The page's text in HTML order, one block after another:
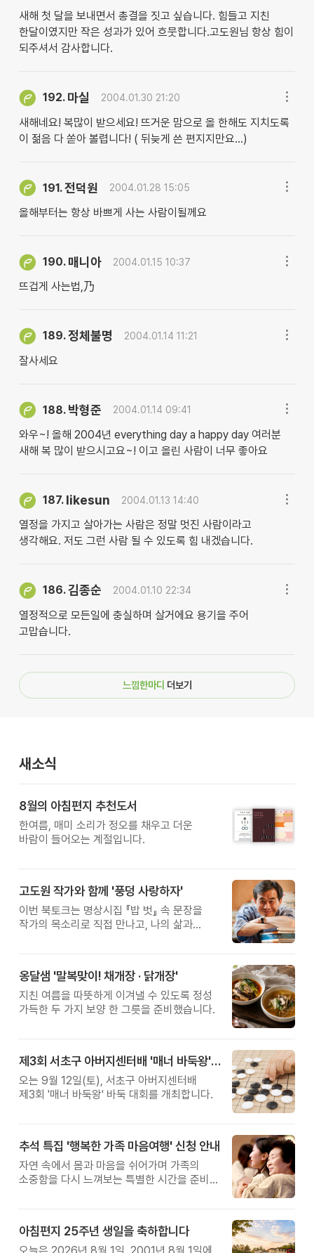
새해 첫 달을 보내면서 총결을 짓고 싶습니다. 힘들고 지친
한달이였지만 작은 성과가 있어 흐뭇합니다.고도원님 항상 힘이
되주셔서 감사합니다.
192. 마실 2004.01.30 21:20
새해네요! 복많이 받으세요! 뜨거운 맘으로 올 한해도 지치도록
이 젊음 다 쏟아 볼렵니다! ( 뒤늦게 쓴 편지지만요...)
191.전덕원 2004.01.28 15:05
올해부터는 항상 바쁘게 사는 사람이될께요
190. 매니아 2004.01.15 10:37
뜨겁게 사는법,乃
189.정체불명 2004.01.14 11:21
잘사세요
188. 박형준 2004.01.14 09:41
와우~! 올해 2004년 everything day a happy day 여러분
새해 복 많이 받으시고요~! 이고 올린 사람이 너무 좋아요
187. likesun 2004.01.13 14:40
열정을 가지고 살아가는 사람은 정말 멋진 사람이라고
생각해요. 저도 그런 사람 될 수 있도록 힘 내겠습니다.
186.김종순 2004.01.10 22:34
열정적으로 모든일에 충실하며 살거에요 용기을 주어
고맙습니다.
느낌한마디 더보기
새소식
8월의 아침편지 추천도서
한여름, 매미 소리가 정오를 채우고 더운
바람이 들어오는 계절입니다.
고도원 작가와 함께 '풍덩 사랑하자'
이번 북토크는 명상시집 『밥 벗』 속 문장을
작가의 목소리로 직접 만나고, 나의 삶과
옹달샘 '말복맞이! 채개장 · 닭개장'
지친 여름을 따뜻하게 이겨낼 수 있도록 정성
가득한 두 가지 보양 한 그릇을 준비했습니다.
제3회 서초구 아버지센터배 '매너 바둑왕' 대회
오는 9월 12일(토), 서초구 아버지센터배
제3회 '매너 바둑왕' 바둑 대회를 개최합니다.
추석 특집 '행복한 가족 마음여행' 신청 안내
자연 속에서 몸과 마음을 쉬어가며 가족의
소중함을 다시 느껴보는 특별한 시간을 준비해
아침편지 25주년 생일을 축하합니다